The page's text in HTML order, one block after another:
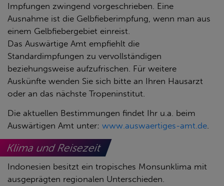
Impfungen zwingend vorgeschrieben. Eine
Ausnahme ist die Gelbfieberimpfung, wenn man aus
einem Gelbfiebergebiet einreist.
Das Auswärtige Amt empfiehlt die
Standardimpfungen zu vervollständigen
beziehungsweise aufzufrischen. Für weitere
Auskünfte wenden Sie sich bitte an Ihren Hausarzt
oder an das nächste Tropeninstitut.
Die aktuellen Bestimmungen findet Ihr u.a. beim
Auswärtigen Amt unter: www.auswaertiges-amt.de
Klima und Reisezeit
Indonesien besitzt ein tropisches Monsunklima mit
ausgeprägten regionalen Unterschieden.